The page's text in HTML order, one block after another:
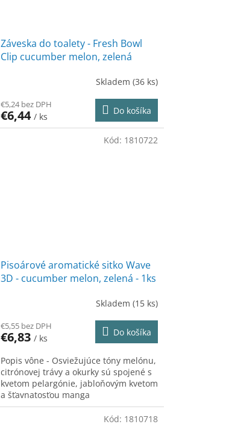
Záveska do toalety - Fresh Bowl
Clip cucumber melon, zelená
Skladem (36 ks)
€5,24 bez DPH
€6,44 / ks
Do košíka
Pisoárové aromatické sitko Wave
3D - cucumber melon, zelená - 1ks
Skladem (15 ks)
€5,55 bez DPH
€6,83 / ks
Do košíka
Popis vône - Osviežujúce tóny melónu,
citrónovej trávy a okurky sú spojené s
kvetom pelargónie, jabloňovým kvetom
a šťavnatosťou manga
Kód: 1810722
Kód: 1810718